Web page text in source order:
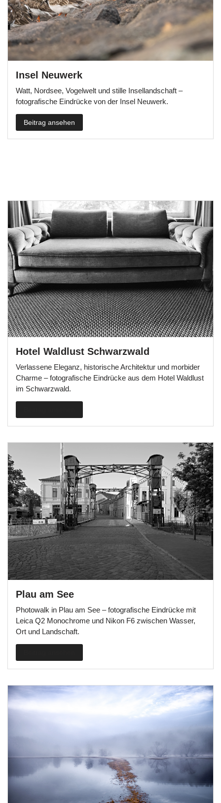
Insel Neuwerk
Watt, Nordsee, Vogelwelt und stille Insellandschaft –
fotografische Eindrücke von der Insel Neuwerk.
Beitrag ansehen
Hotel Waldlust Schwarzwald
Verlassene Eleganz, historische Architektur und morbider
Charme – fotografische Eindrücke aus dem Hotel Waldlust
im Schwarzwald.
Plau am See
Photowalk in Plau am See – fotografische Eindrücke mit
Leica Q2 Monochrome und Nikon F6 zwischen Wasser,
Ort und Landschaft.